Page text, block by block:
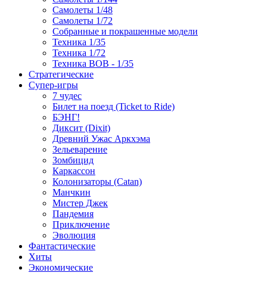
Самолеты 1/48
Самолеты 1/72
Собранные и покрашенные модели
Техника 1/35
Техника 1/72
Техника ВОВ - 1/35
Стратегические
Супер-игры
7 чудес
Билет на поезд (Ticket to Ride)
БЭНГ!
Диксит (Dixit)
Древний Ужас Аркхэма
Зельеварение
Зомбицид
Каркассон
Колонизаторы (Catan)
Манчкин
Мистер Джек
Пандемия
Приключение
Эволюция
Фантастические
Хиты
Экономические